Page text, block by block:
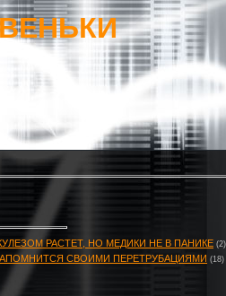
РАСТЕТ, НО МЕДИКИ НЕ В ПАНИКЕ (2)
СВОИМИ ПЕРЕТРУБАЦИЯМИ (18)